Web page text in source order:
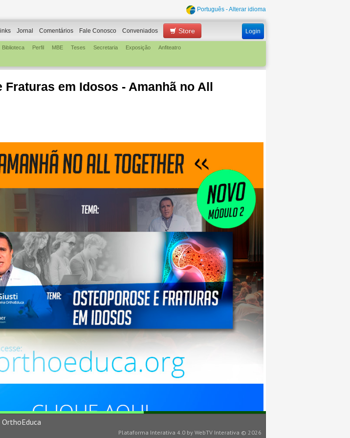
Português - Alterar idioma
Jornal Comentários Fale Conosco Conveniados Login
Store
Biblioteca Perfil MBE Teses Secretaria Exposição Anfiteatro
em Idosos - Amanhã no All
OrthoEduca
Plataforma Interativa 4.0 by WebTV Interativa © 2026